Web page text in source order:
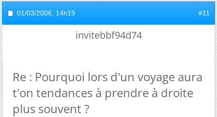
01/03/2006, 14h19 #11
invitebbf94d74
Re : Pourquoi lors d'un voyage aura
t'on tendances à prendre à droite
plus souvent ?